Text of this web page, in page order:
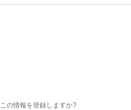
この情報を登録しますか?